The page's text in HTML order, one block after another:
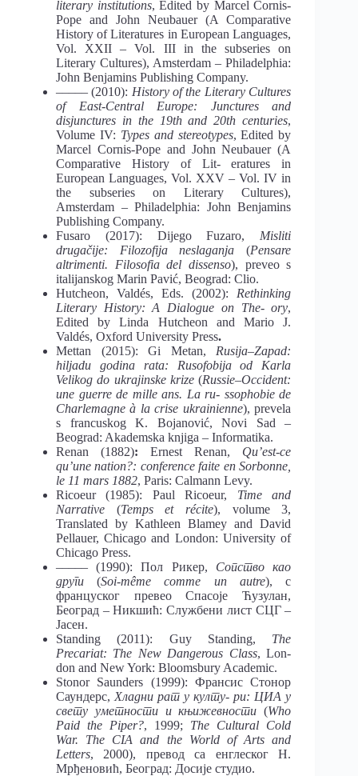
literary institutions, Edited by Marcel Cornis-
Pope and John Neubauer (A Comparative
History of Literatures in European Languages,
Vol. XXII – Vol. III in the subseries on
Literary Cultures), Amsterdam – Philadelphia:
John Benjamins Publishing Company.
––––– (2010): History of the Literary Cultures
of East-Central Europe: Junctures and
disjunctures in the 19th and 20th centuries,
Volume IV: Types and stereotypes, Edited by
Marcel Cornis-Pope and John Neubauer (A
Comparative History of Lit- eratures in
European Languages, Vol. XXV – Vol. IV in
the subseries on Literary Cultures),
Amsterdam – Philadelphia: John Benjamins
Publishing Company.
Fusaro (2017): Dijego Fuzaro, Misliti
drugačije: Filozofija neslaganja(Pensare
altrimenti. Filosofia del dissenso), preveo s
italijanskog Marin Pavić, Beograd: Clio.
Hutcheon, Valdés, Eds. (2002): Rethinking
Literary History: A Dialogue on The-ory,
Edited by Linda Hutcheon and Mario J.
Valdés, Oxford University Press.
Mettan (2015): Gi Metan, Rusija–Zapad:
hiljadu godina rata: Rusofobija od Karla
Velikog do ukrajinske krize(Russie–Occident:
une guerre de mille ans. La ru- ssophobie de
Charlemagne à la crise ukrainienne), prevela
s francuskog K. Bojanović, Novi Sad –
Beograd: Akademska knjiga – Informatika.
Renan (1882):Ernest Renan, Qu’est-ce
qu’unenation?: conference faite en Sorbonne,
le 11 mars 1882, Paris: Calmann Levy.
Ricoeur (1985): Paul Ricoeur, Timeand
Narrative (Tempset récite), volume 3,
Translated by Kathleen Blamey and David
Pellauer, Chicago and London: University of
Chicago Press.
––––– (1990): Пол Рикер, Сопство као
други(Soi-même comme un autre), с
француског превео Спасоје Ћузулан,
Београд – Никшић: Службени лист СЦГ –
Јасен.
Standing (2011): Guy Standing, The
Precariat: The New Dangerous Class, Lon-
don and New York: Bloomsbury Academic.
Stonor Saunders (1999): Франсис Стонор
Саундерс, Хладни рат у култу-ри: ЦИА у
свету уметности и књижевности(Who
Paid the Piper?, 1999; The Cultural Cold
War. The CIA and the World of Arts and
Letters, 2000), превод са енглеског Н.
Мрђеновић, Београд: Досије студио.